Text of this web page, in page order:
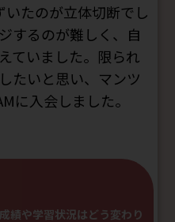
たのが立体切断でし
するのが難しく、自
ていました。限られ
たいと思い、マンツ
に入会しました。
績や学習状況はどう変わり